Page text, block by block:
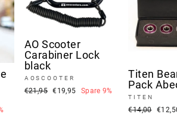
AO Scooter
Carabiner Lock
black
AOSCOOTER
Normaler
€21,95 Sonderpreis
€19,95 Spare 9%
Titen
Pack
TITEN
Normaler
€14,00